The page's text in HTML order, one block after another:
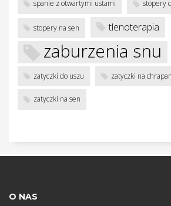
spanie z otwartymi ustami stopery
stopery na sen tlenoterapia
zaburzenia snu
zatyczki do uszu zatyczki na
zatyczki na sen
O NAS